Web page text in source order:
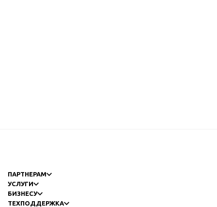
ПАРТНЕРАМ
УСЛУГИ
БИЗНЕСУ
ТЕХПОДДЕРЖКА